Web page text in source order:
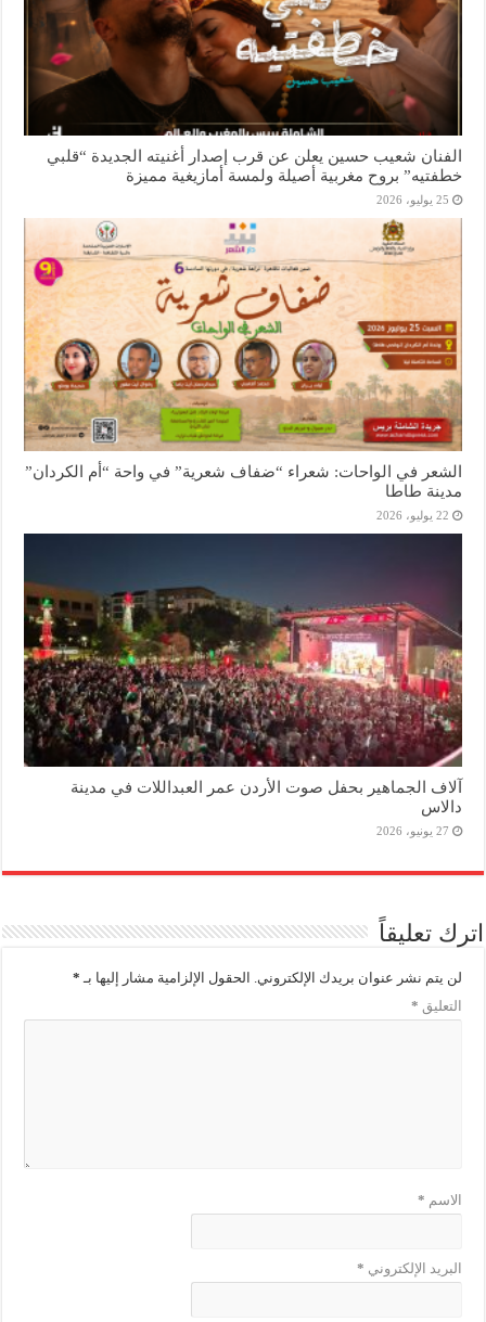
الفنان شعيب حسين يعلن عن قرب إصدار أغنيته الجديدة “قلبي
خطفتيه” بروح مغربية أصيلة ولمسة أمازيغية مميزة
25 يوليو، 2026
الشعر في الواحات: شعراء “ضفاف شعرية” في واحة “أم الكردان”
مدينة طاطا
22 يوليو، 2026
آلاف الجماهير بحفل صوت الأردن عمر العبداللات في مدينة
دالاس
27 يونيو، 2026
اترك تعليقاً
لن يتم نشر عنوان بريدك الإلكتروني. الحقول الإلزامية مشار إليها بـ *
التعليق *
الاسم *
البريد الإلكتروني *